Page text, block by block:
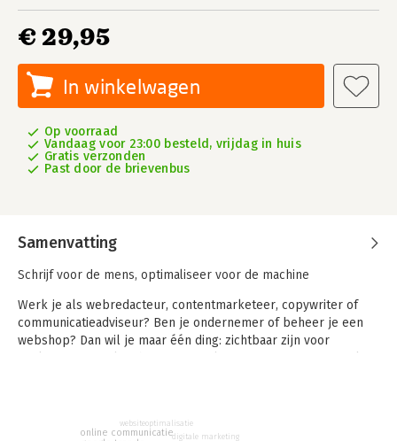
€ 29,95
In winkelwagen
Op voorraad
Vandaag voor 23:00 besteld, vrijdag in huis
Gratis verzonden
Past door de brievenbus
Samenvatting
Schrijf voor de mens, optimaliseer voor de machine
Werk je als webredacteur, contentmarketeer, copywriter of
communicatieadviseur? Ben je ondernemer of beheer je een
webshop? Dan wil je maar één ding: zichtbaar zijn voor
vergroten met GEO, AEO en LMO, of hoe je het ook wilt
online communicatie
websiteoptimalisatie
digitale marketing